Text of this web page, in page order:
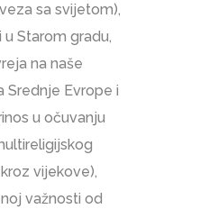
sa svijetom),
Starom gradu,
na naše
Srednje Evrope i
u očuvanju
vijekove),
važnosti od